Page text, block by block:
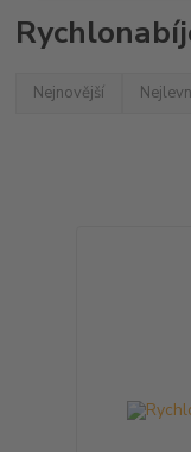
Nejnovější